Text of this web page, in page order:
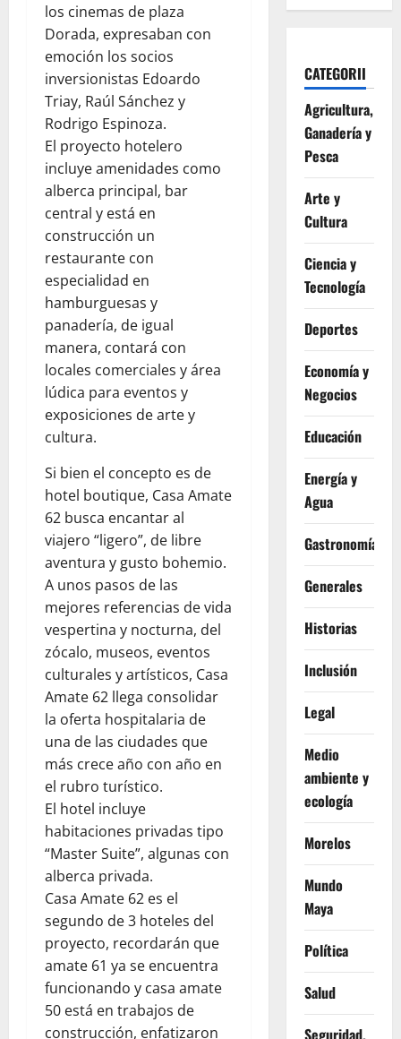
los cinemas de plaza
Dorada, expresaban con
emoción los socios
inversionistas Edoardo
Triay, Raúl Sánchez y
Rodrigo Espinoza.
El proyecto hotelero
incluye amenidades como
alberca principal, bar
central y está en
construcción un
restaurante con
especialidad en
hamburguesas y
panadería, de igual
manera, contará con
locales comerciales y área
lúdica para eventos y
exposiciones de arte y
cultura.
Si bien el concepto es de
hotel boutique, Casa Amate
62 busca encantar al
viajero “ligero”, de libre
aventura y gusto bohemio.
A unos pasos de las
mejores referencias de vida
vespertina y nocturna, del
zócalo, museos, eventos
culturales y artísticos, Casa
Amate 62 llega consolidar
la oferta hospitalaria de
una de las ciudades que
más crece año con año en
el rubro turístico.
El hotel incluye
habitaciones privadas tipo
“Master Suite”, algunas con
alberca privada.
Casa Amate 62 es el
segundo de 3 hoteles del
proyecto, recordarán que
amate 61 ya se encuentra
funcionando y casa amate
50 está en trabajos de
construcción, enfatizaron
CATEGORII
Agricultura,
Ganadería y
Pesca
Arte y
Cultura
Ciencia y
Tecnología
Deportes
Economía y
Negocios
Educación
Energía y
Agua
Gastronomía
Generales
Historias
Inclusión
Legal
Medio
ambiente y
ecología
Morelos
Mundo
Maya
Política
Salud
Seguridad,